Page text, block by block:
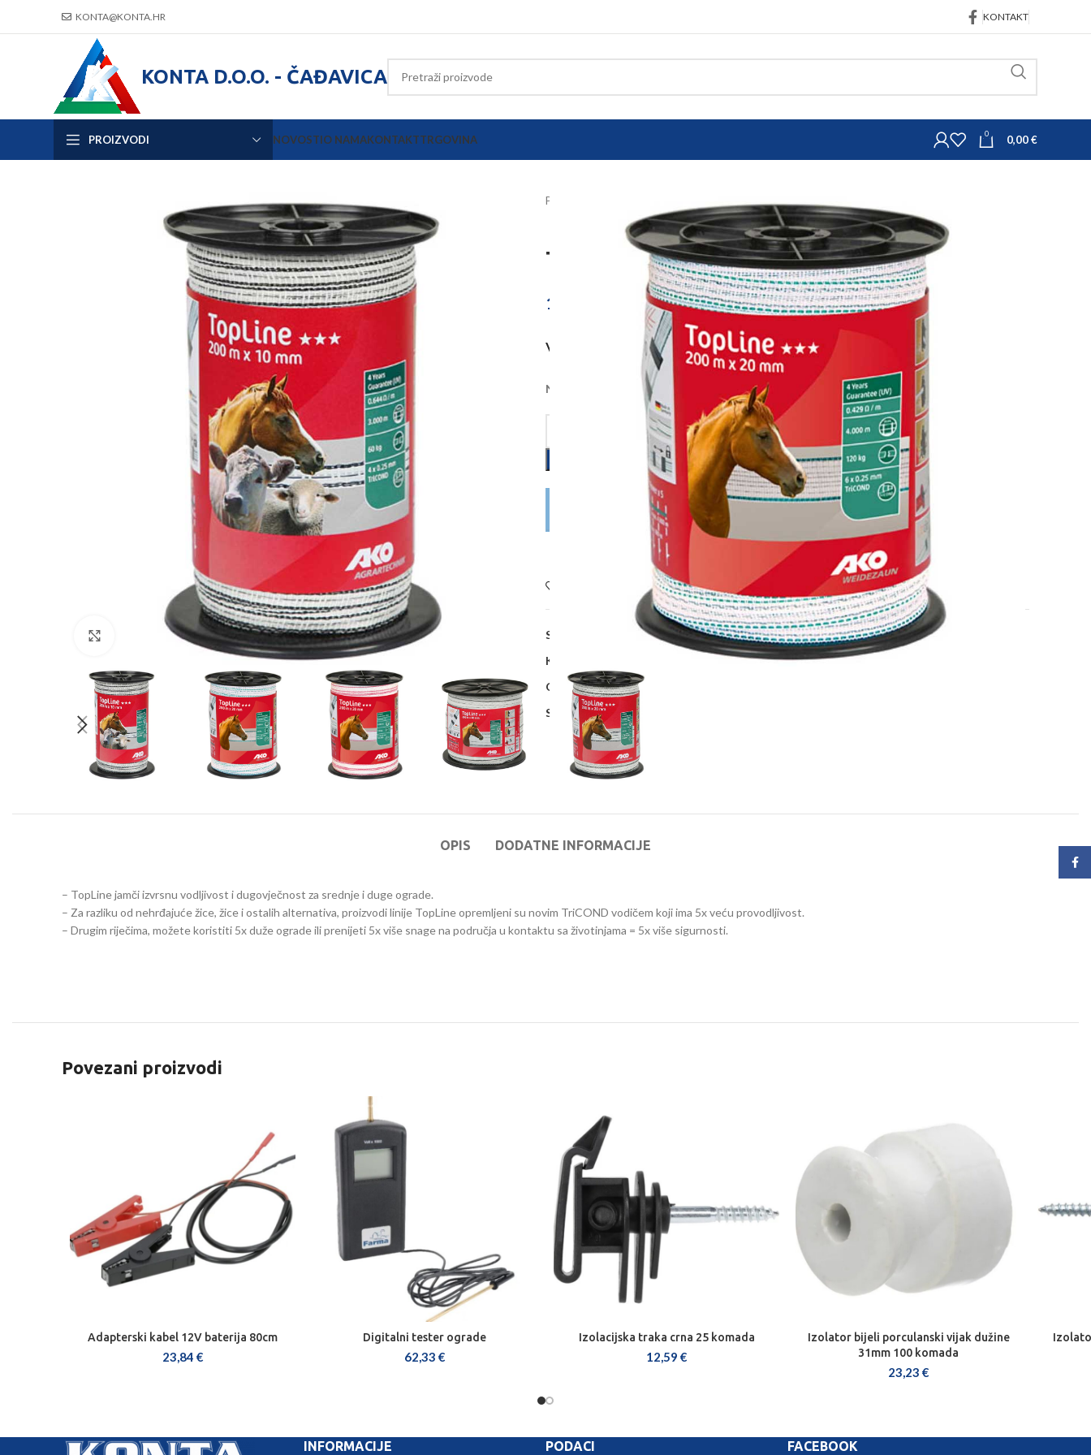
KONTA@KONTA.HR KONTAKT
KONTA D.O.O. - ČAĐAVICA
PROIZVODI NOVOSTIO NAMAKONTAKTTRGOVINA 0 0,00€
Povećajte sliku
Početna
Traka TopLine 10 mm bijelo-crna
19,61 47,21€
VELIČINA
Na zalihi kod dobavljača, dobava 7-10 dana.
DODAJ U KOŠARICU
POŠALJITE UPIT
Dodaj na listu želja
SKU:
Kategorije:
Vodiči
Oznaka:
Share:
OPIS DODATNE INFORMACIJE
– TopLine jamči izvrsnu vodljivost i dugovječnost za srednje i duge ograde.
– Za razliku od nehrđajuće žice, žice i ostalih alternativa, proizvodi linije TopLine opremljeni su novim TriCOND vodičem koji ima 5x veću provodljivost.
– Drugim riječima, možete koristiti 5x duže ograde ili prenijeti 5x više snage na područja u kontaktu sa životinjama = 5x više sigurnosti.
Povezani proizvodi
DODAJ U KOŠARICU
Adapterski kabel 12V baterija 80cm
23,84 €
DODAJ U KOŠARICU
Digitalni tester ograde
62,33 €
DODAJ U KOŠARICU
Izolacijska traka crna 25 komada
12,59 €
DODAJ U KOŠARICU
Izolator bijeli porculanski vijak dužine
31mm 100 komada
23,23 €
INFORMACIJE PODACI FACEBOOK